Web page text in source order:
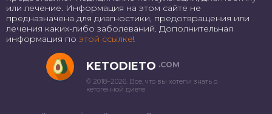
или лечение. Информация на этом сайте не
предназначена для диагностики, предотвращения или
лечения каких-либо заболеваний. Дополнительная
информация по этой ссылке!
KETODIETO .COM
© 2018–2026. Все, что вы хотели знать о
кетогенной диете